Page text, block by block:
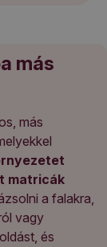
más
más
matricák
a falakra,
vagy
és